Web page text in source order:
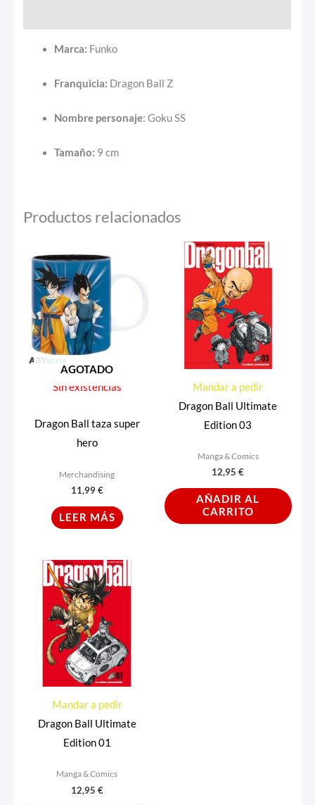
Marca: Funko
Franquicia: Dragon Ball Z
Nombre personaje: Goku SS
Tamaño: 9 cm
Productos relacionados
AGOTADO
Sin existencias
Dragon Ball taza super
hero
Merchandising
11,99€
LEER MÁS
Mandar a pedir
Dragon Ball Ultimate
Edition 03
Manga & Comics
12,95€
AÑADIR AL
CARRITO
Mandar a pedir
Dragon Ball Ultimate
Edition 01
Manga & Comics
12,95 €